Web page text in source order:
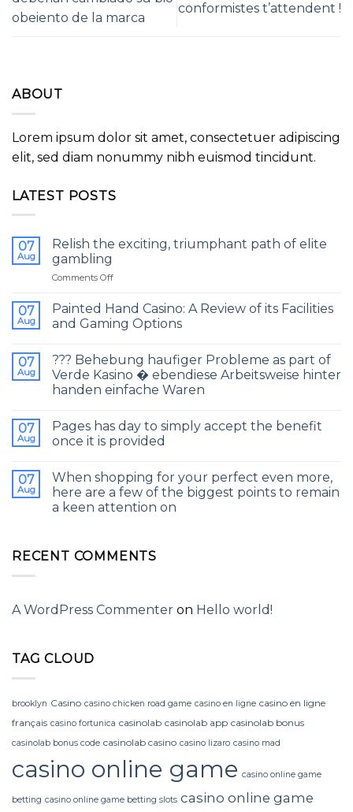
obeiento de la marca
conformistes t’attendent !
ABOUT
Lorem ipsum dolor sit amet, consectetuer adipiscing
elit, sed diam nonummy nibh euismod tincidunt.
LATEST POSTS
07
Aug
Relish the exciting, triumphant path of elite
gambling
Comments Off
the
exciting,
triumphant
of
elite
gambling
07
Aug
Painted Hand Casino: A Review of its Facilities
and Gaming Options
07
Aug
??? Behebung haufiger Probleme as part of
Verde Kasino � ebendiese Arbeitsweise hinter
handen einfache Waren
07
Aug
Pages has day to simply accept the benefit
once it is provided
07
Aug
When shopping for your perfect even more,
here are a few of the biggest points to remain
a keen attention on
RECENT COMMENTS
A WordPress Commenter on Hello world!
TAG CLOUD
brooklyn Casino casino chicken road game casino en ligne casino en ligne
français casino fortunica casinolab casinolab app casinolab bonus
casinolab bonus code casinolab casino casino lizaro casino mad
casino online game casino online game
betting casino online game betting slots casino online game